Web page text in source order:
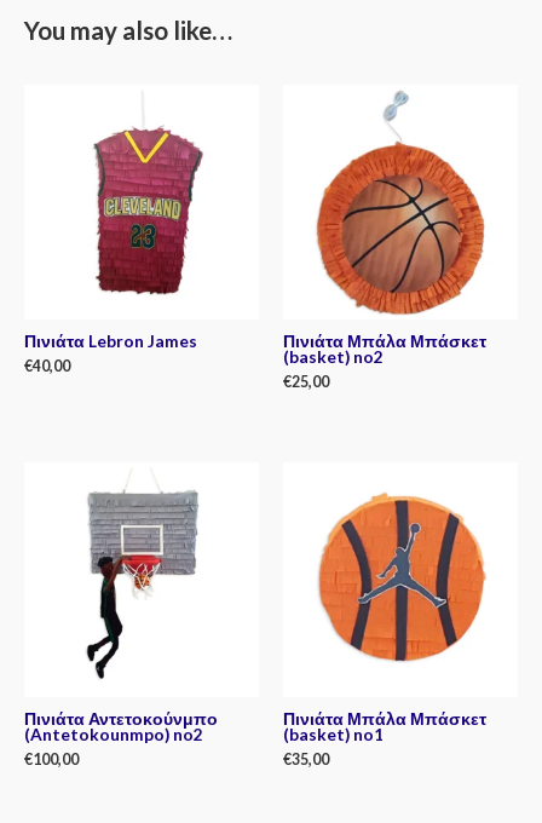
You may also like…
Πινιάτα Lebron James
€40,00
Πινιάτα Μπάλα Μπάσκετ
(basket) no2
€25,00
Πινιάτα Αντετοκούνμπο
(Antetokounmpo) no2
€100,00
Πινιάτα Μπάλα Μπάσκετ
(basket) no1
€35,00